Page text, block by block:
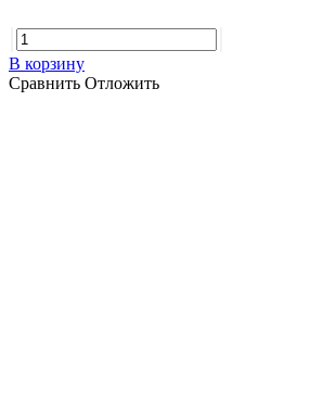
В корзину
Сравнить Отложить